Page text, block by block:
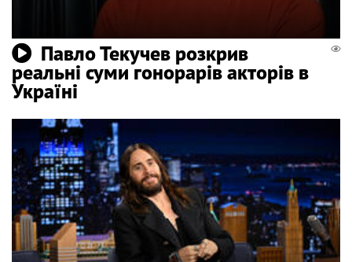
Павло Текучев розкрив
реальні суми гонорарів акторів в
Україні